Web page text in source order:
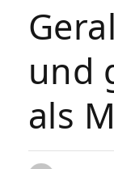
und
als